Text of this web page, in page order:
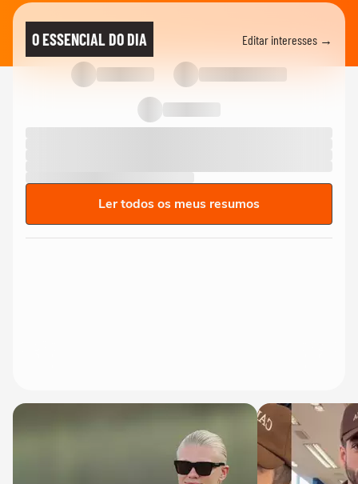
O ESSENCIAL DO DIA Editar interesses →
Ler todos os meus resumos